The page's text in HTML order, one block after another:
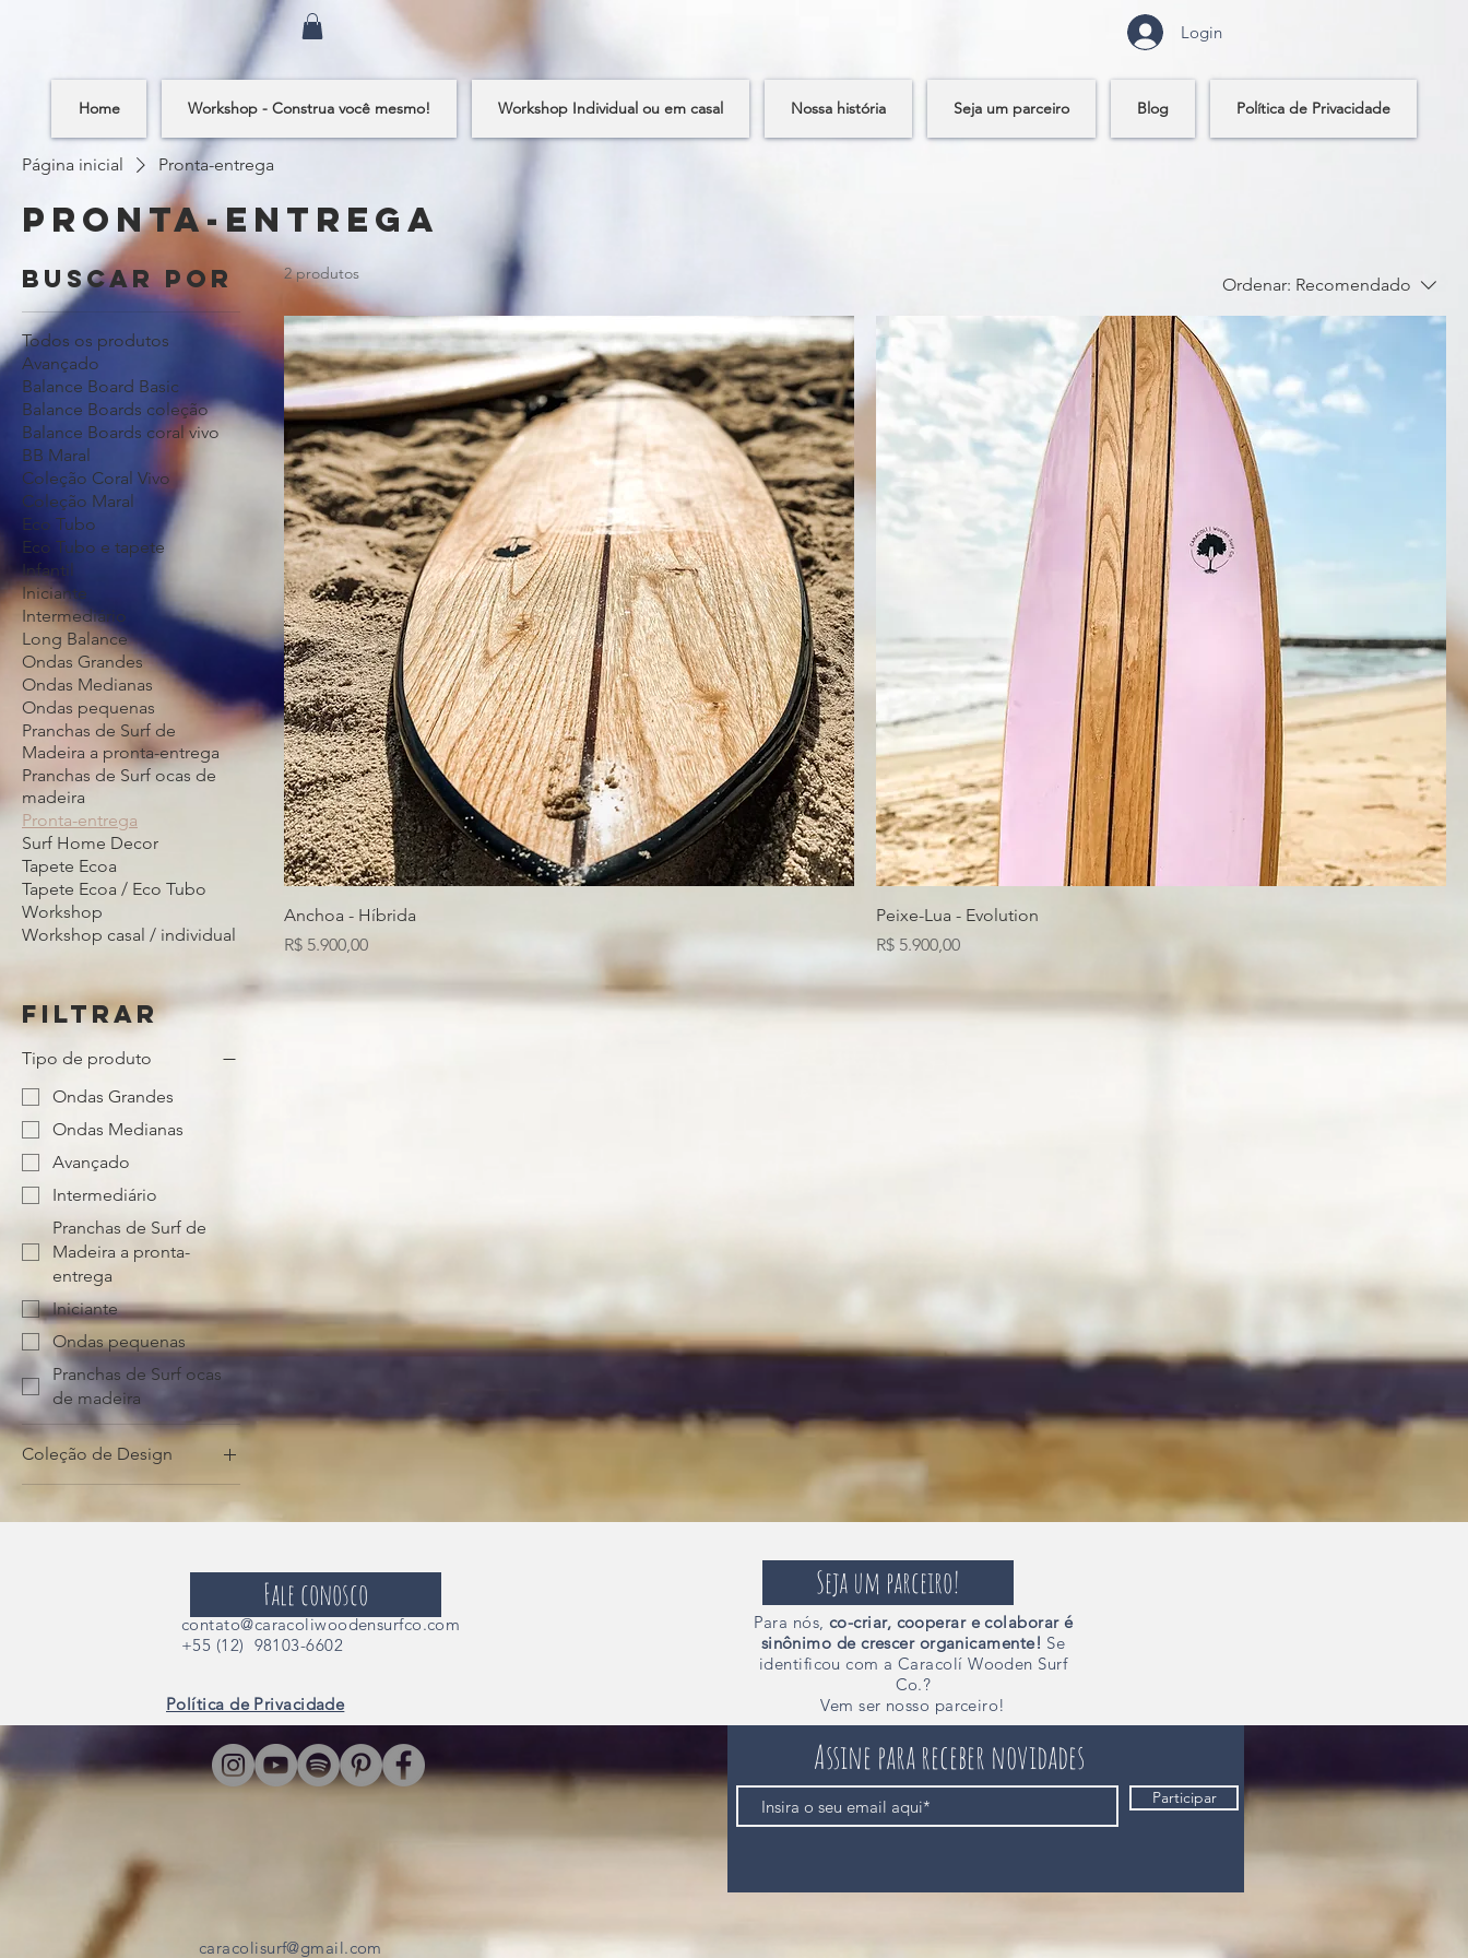
Login
Home Workshop - Construa você mesmo! Workshop Individual ou em casal Nossa história Seja um parceiro Blog Política de Privacidade
Página inicial Pronta-entrega
Pronta-entrega
Buscar por
Todos os produtos
Avançado
Balance Board Basic
Balance Boards coleção
Balance Boards coral vivo
BB Maral
Coleção Coral Vivo
Coleção Maral
Eco Tubo
Eco Tubo e tapete
Infantil
Iniciante
Intermediário
Long Balance
Ondas Grandes
Ondas Medianas
Ondas pequenas
Pranchas de Surf de
Madeira a pronta-entrega
Pranchas de Surf ocas de
madeira
Pronta-entrega
Surf Home Decor
Tapete Ecoa
Tapete Ecoa / Eco Tubo
Workshop
Workshop casal / individual
Filtrar
Tipo de produto
Ondas Grandes
Ondas Medianas
Avançado
Intermediário
Pranchas de Surf de
Madeira a pronta-
entrega
Iniciante
Ondas pequenas
Pranchas de Surf ocas
de madeira
Coleção de Design
Raízes
2 produtos
Ordenar: Recomendado
Anchoa - Híbrida
Preço
R$ 5.900,00
Peixe-Lua - Evolution
Preço
R$ 5.900,00
Fale conosco
contato@caracoliwoodensurfco.com
+55 (12) 98103-6602
Política de Privacidade
Seja um parceiro!
Para nós,co-criar, cooperar e colaborar é
sinônimo de crescer organicamente! Se
identificou com a Caracolí Wooden Surf
Co.?
Vem ser nosso parceiro!
Assine para receber novidades
Participar
caracolisurf@gmail.com